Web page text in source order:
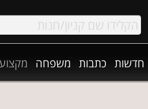
חדשות כתבות משפחה